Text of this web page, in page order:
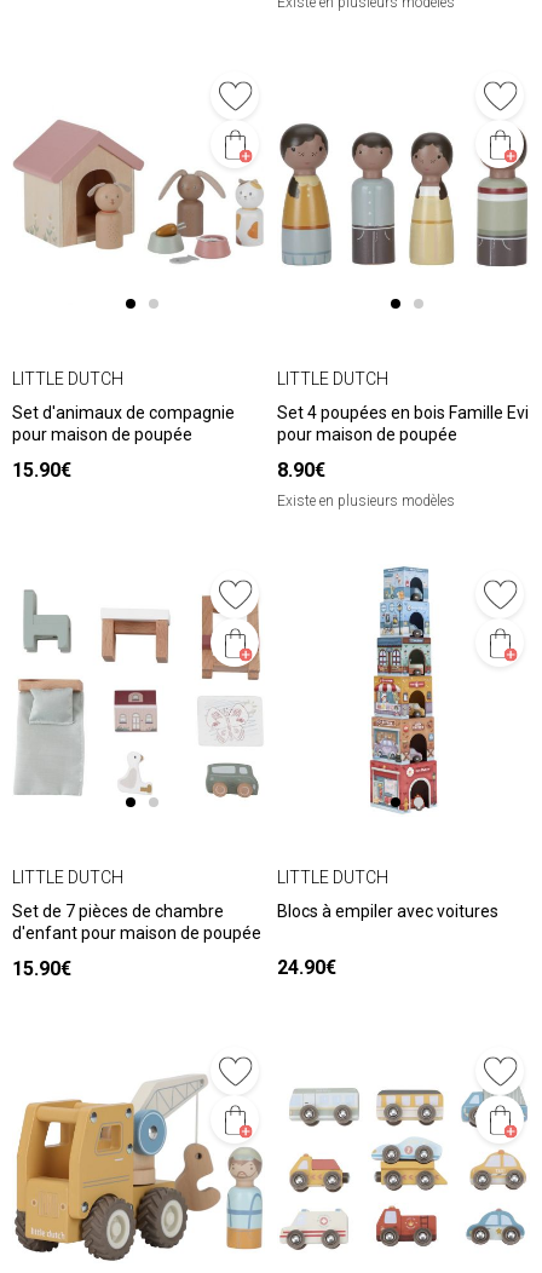
LITTLE DUTCH
Set d'animaux de compagnie
pour maison de poupée
15.90€
LITTLE DUTCH
Set 4 poupées en bois Famille Evi
pour maison de poupée
8.90€
Existe en plusieurs modèles
LITTLE DUTCH
Set de 7 pièces de chambre
d'enfant pour maison de poupée
15.90€
LITTLE DUTCH
Blocs à empiler avec voitures
24.90€